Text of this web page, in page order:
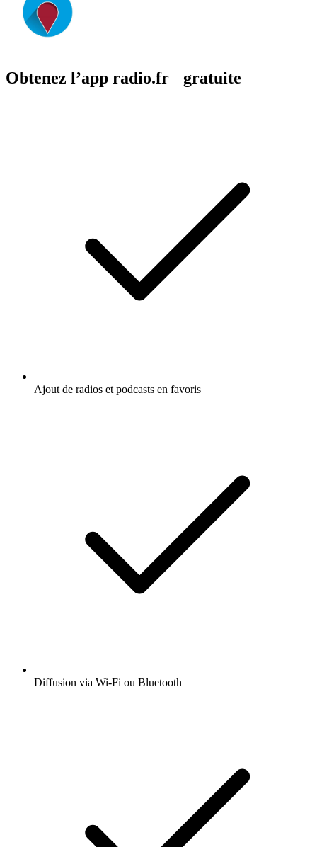
Obtenez l’app radio.fr gratuite
Ajout de radios et podcasts en favoris
Diffusion via Wi-Fi ou Bluetooth